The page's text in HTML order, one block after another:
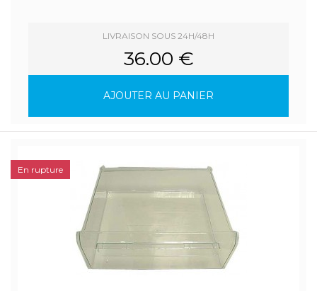
LIVRAISON SOUS 24H/48H
36.00 €
AJOUTER AU PANIER
En rupture